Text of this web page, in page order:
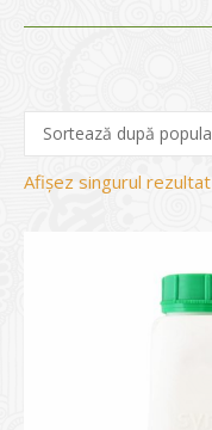
Afișez singurul rezultat